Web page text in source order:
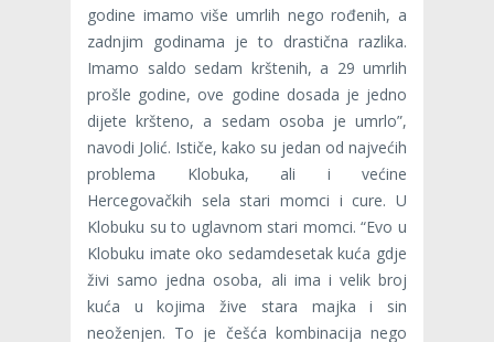
godine imamo više umrlih nego rođenih, a
zadnjim godinama je to drastična razlika.
Imamo saldo sedam krštenih, a 29 umrlih
prošle godine, ove godine dosada je jedno
dijete kršteno, a sedam osoba je umrlo”,
navodi Jolić. Ističe, kako su jedan od najvećih
problema Klobuka, ali i većine
Hercegovačkih sela stari momci i cure. U
Klobuku su to uglavnom stari momci. “Evo u
Klobuku imate oko sedamdesetak kuća gdje
živi samo jedna osoba, ali ima i velik broj
kuća u kojima žive stara majka i sin
neoženjen. To je češća kombinacija nego